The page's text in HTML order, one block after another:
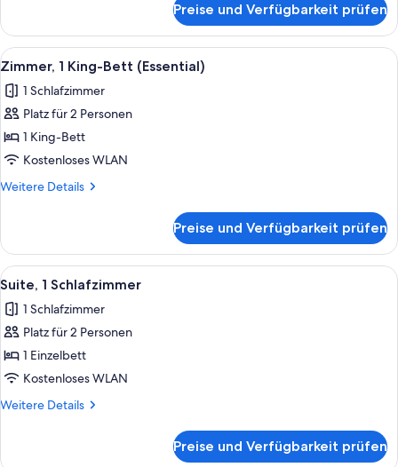
Essential)
anzeigen
1 King-
Bett,
rollstuhlgeeignete
(Mobility
Accessible,
Preise und Verfügbarkeit prüfen
Alle
Fotos
für
Zimmer,
1 King-
Bett
(Essential)
Ein Hotelzimmer mit einem großen
8
Zimmer, 1 King-Bett (Essential)
1 Schlafzimmer
Platz für 2 Personen
1 King-Bett
Kostenloses WLAN
Weitere Details
Weitere
1 King-
Bett
(Essential)
Preise und Verfügbarkeit prüfen
Alle
Fotos
für
Suite,
1
Schlafzimmer
anzeigen
Ein weißer Schrank mit Glastüren
7
Suite, 1 Schlafzimmer
1 Schlafzimmer
Platz für 2 Personen
1 Einzelbett
Kostenloses WLAN
Weitere Details
Weitere
Preise und Verfügbarkeit prüfen